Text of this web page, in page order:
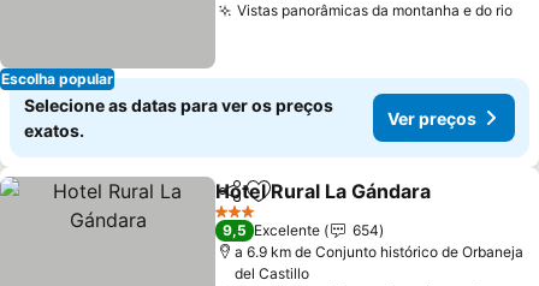
Escolha popular
Vistas panorâmicas da montanha e do rio
Selecione as datas para ver os preços
exatos.
Ver preços
PartilharAdicionar aos favoritos
Hotel Rural La Gándara
3 Estrelas
9,5 Excelente
654
a 6.9 km de Conjunto histórico de Orbaneja
del Castillo